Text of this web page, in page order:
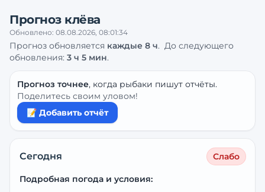
Прогноз клёва
Обновлено: 08.08.2026, 08:01:34
Прогноз обновляется каждые 8 ч. До следующего
обновления: 3 ч 5 мин.
Прогноз точнее, когда рыбаки пишут отчёты.
Поделитесь своим уловом!
📝 Добавить отчёт
Сегодня Слабо
Подробная погода и условия: